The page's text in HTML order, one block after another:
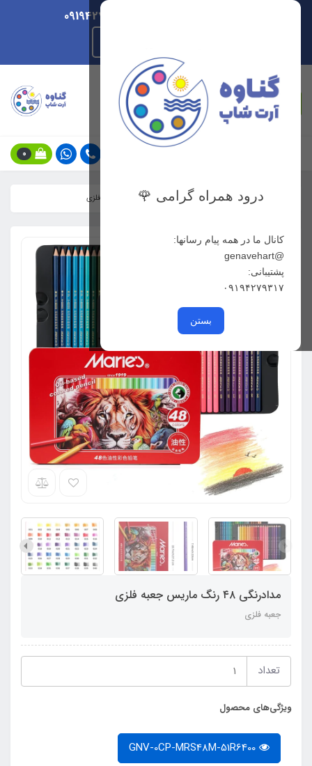
درود همراه گرامی 🌹
کانال ما در همه پیام رسانها:
@genavehart
پشتیبانی:
۰۹۱۹۴۲۷۹۳۱۷
بستن
جستجو
0
فهرست محصولات مدادرنگی ۴۸ رنگ ماریس جعبه فلزی
مدادرنگی ۴۸ رنگ ماریس جعبه فلزی
جعبه فلزی
تعداد
ویژگی‌های محصول